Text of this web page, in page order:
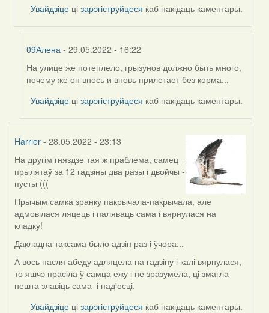
Увайдзіце цізарэгіструйцеся каб пакідаць каментары.
09Алена - 29.05.2022 - 16:22
In
reply
to
ZNR
На улице же потеплело, грызунов должно быть много,
почему же он внось и вновь прилетает без корма...
Увайдзіце цізарэгіструйцеся каб пакідаць каментары.
Harrier- 28.05.2022 - 23:13
На другім гняздзе тая ж праблема, самец
прылятаў за 12 гадзіны два разы і двойчы -
пусты (((
Прычым самка зранку пакрычала-пакрычала, але
адмовілася ляцець і паляваць сама і вярнулася на
кладку!
Дакладна таксама было адзін раз і ўчора...
А вось пасля абеду адляцела на гадзіну і калі вярнулася,
то яшчэ прасіла ў самца ежу і не зразумела, ці змагла
нешта злавіць сама і пад'есці.
Увайдзіце цізарэгіструйцеся каб пакідаць каментары.